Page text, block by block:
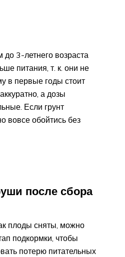
3-летнего возраста
питания, т. к. они не
в первые годы стоит
а дозы
Если грунт
вовсе обойтись без
после сбора
плоды сняты, можно
подкормки, чтобы
потерю питательных